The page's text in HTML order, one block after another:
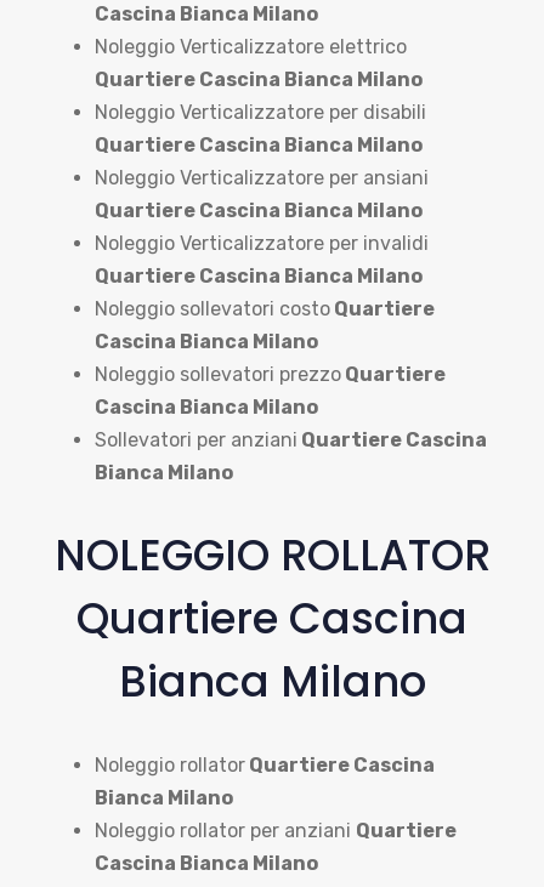
Cascina Bianca Milano
Noleggio Verticalizzatore elettrico
Quartiere Cascina Bianca Milano
Noleggio Verticalizzatore per disabili
Quartiere Cascina Bianca Milano
Noleggio Verticalizzatore per ansiani
Quartiere Cascina Bianca Milano
Noleggio Verticalizzatore per invalidi
Quartiere Cascina Bianca Milano
Noleggio sollevatori costo Quartiere
Cascina Bianca Milano
Noleggio sollevatori prezzo Quartiere
Cascina Bianca Milano
Sollevatori per anziani Quartiere Cascina
Bianca Milano
NOLEGGIO ROLLATOR
Quartiere Cascina
Bianca Milano
Noleggio rollator Quartiere Cascina
Bianca Milano
Noleggio rollator per anziani Quartiere
Cascina Bianca Milano